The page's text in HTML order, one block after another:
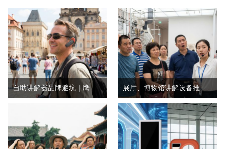
自助讲解器品牌避坑｜鹰米自助讲解器，实测好用不踩雷 展厅、博物馆讲解设备推荐｜分区讲解系统，解决多团队接待核心痛点